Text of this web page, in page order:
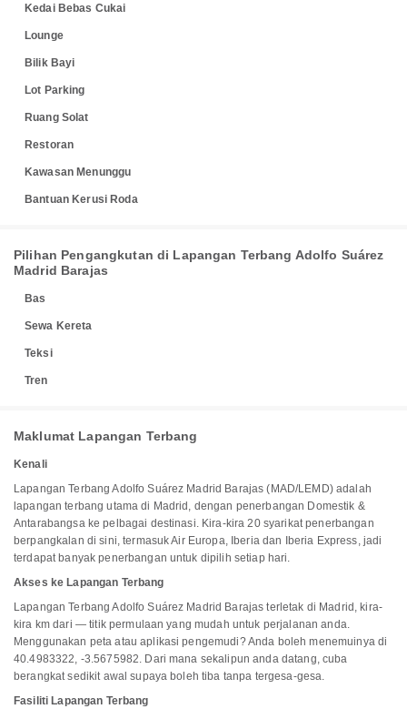
Kedai Bebas Cukai
Lounge
Bilik Bayi
Lot Parking
Ruang Solat
Restoran
Kawasan Menunggu
Bantuan Kerusi Roda
Pilihan Pengangkutan di Lapangan Terbang Adolfo Suárez
Madrid Barajas
Bas
Sewa Kereta
Teksi
Tren
Maklumat Lapangan Terbang
Kenali
Lapangan Terbang Adolfo Suárez Madrid Barajas (MAD/LEMD) adalah
lapangan terbang utama di Madrid, dengan penerbangan Domestik &
Antarabangsa ke pelbagai destinasi. Kira-kira 20 syarikat penerbangan
berpangkalan di sini, termasuk Air Europa, Iberia dan Iberia Express, jadi
terdapat banyak penerbangan untuk dipilih setiap hari.
Akses ke Lapangan Terbang
Lapangan Terbang Adolfo Suárez Madrid Barajas terletak di Madrid, kira-
kira km dari — titik permulaan yang mudah untuk perjalanan anda.
Menggunakan peta atau aplikasi pengemudi? Anda boleh menemuinya di
40.4983322, -3.5675982. Dari mana sekalipun anda datang, cuba
berangkat sedikit awal supaya boleh tiba tanpa tergesa-gesa.
Fasiliti Lapangan Terbang